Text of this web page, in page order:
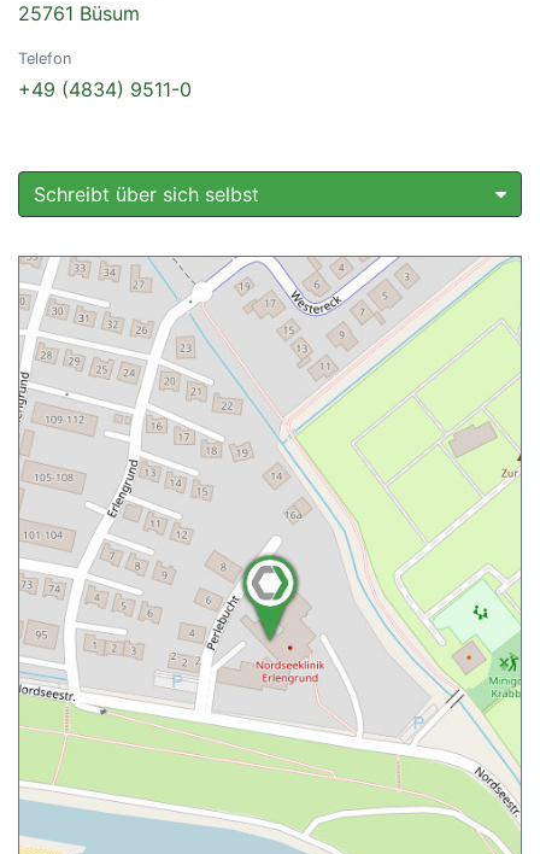
25761 Büsum
Telefon
+49 (4834) 9511-0
Schreibt über sich selbst